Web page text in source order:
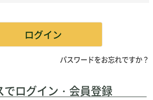
ログイン
パスワードをお忘れですか？
でログイン・会員登録